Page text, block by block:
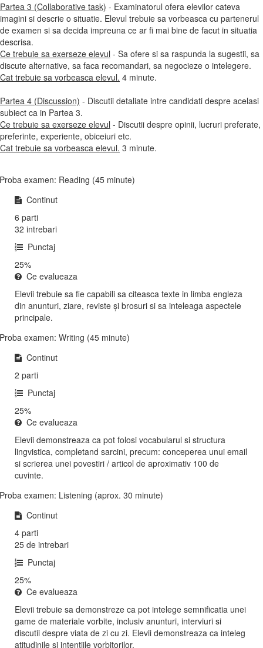
Partea 3 (Collaborative task) - Examinatorul ofera elevilor cateva
imagini si descrie o situatie. Elevul trebuie sa vorbeasca cu partenerul
de examen si sa decida impreuna ce ar fi mai bine de facut in situatia
descrisa.
Ce trebuie sa exerseze elevul - Sa ofere si sa raspunda la sugestii, sa
discute alternative, sa faca recomandari, sa negocieze o intelegere.
Cat trebuie sa vorbeasca elevul. 4 minute.
Partea 4 (Discussion) - Discutii detaliate intre candidati despre acelasi
subiect ca in Partea 3.
Ce trebuie sa exerseze elevul - Discutii despre opinii, lucruri preferate,
preferinte, experiente, obiceiuri etc.
Cat trebuie sa vorbeasca elevul. 3 minute.
Proba examen: Reading (45 minute)
Continut
6 parti
32 intrebari
Punctaj
25%
Ce evalueaza
Elevii trebuie sa fie capabili sa citeasca texte in limba engleza
din anunturi, ziare, reviste și brosuri si sa inteleaga aspectele
principale.
Proba examen: Writing (45 minute)
Continut
2 parti
Punctaj
25%
Ce evalueaza
Elevii demonstreaza ca pot folosi vocabularul si structura
lingvistica, completand sarcini, precum: conceperea unui email
si scrierea unei povestiri / articol de aproximativ 100 de
cuvinte.
Proba examen: Listening (aprox. 30 minute)
Continut
4 parti
25 de intrebari
Punctaj
25%
Ce evalueaza
Elevii trebuie sa demonstreze ca pot intelege semnificatia unei
game de materiale vorbite, inclusiv anunturi, interviuri si
discutii despre viata de zi cu zi. Elevii demonstreaza ca inteleg
atitudinile si intentiile vorbitorilor.